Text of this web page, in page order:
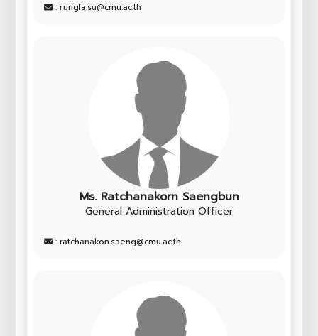
: rungfa.su@cmu.ac.th
Ms. Ratchanakorn Saengbun
General Administration Officer
: ratchanakon.saeng@cmu.ac.th